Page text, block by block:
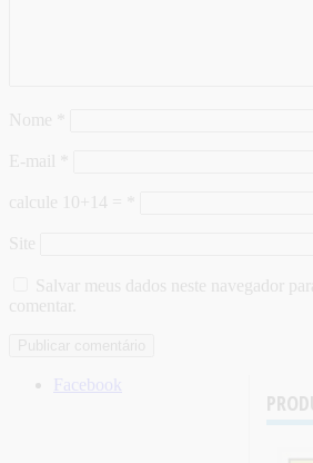
Nome
E-mail
calcule 10+14 =
Site
Salvar meus dados neste navegador
comentar.
Facebook